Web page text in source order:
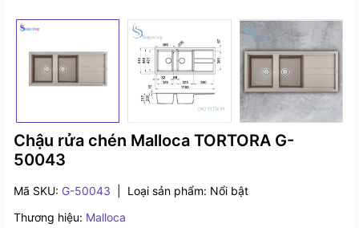
Chậu rửa chén Malloca TORTORA G-
50043
Mã SKU: G-50043 Loại sản phẩm: Nổi bật
Thương hiệu: Malloca